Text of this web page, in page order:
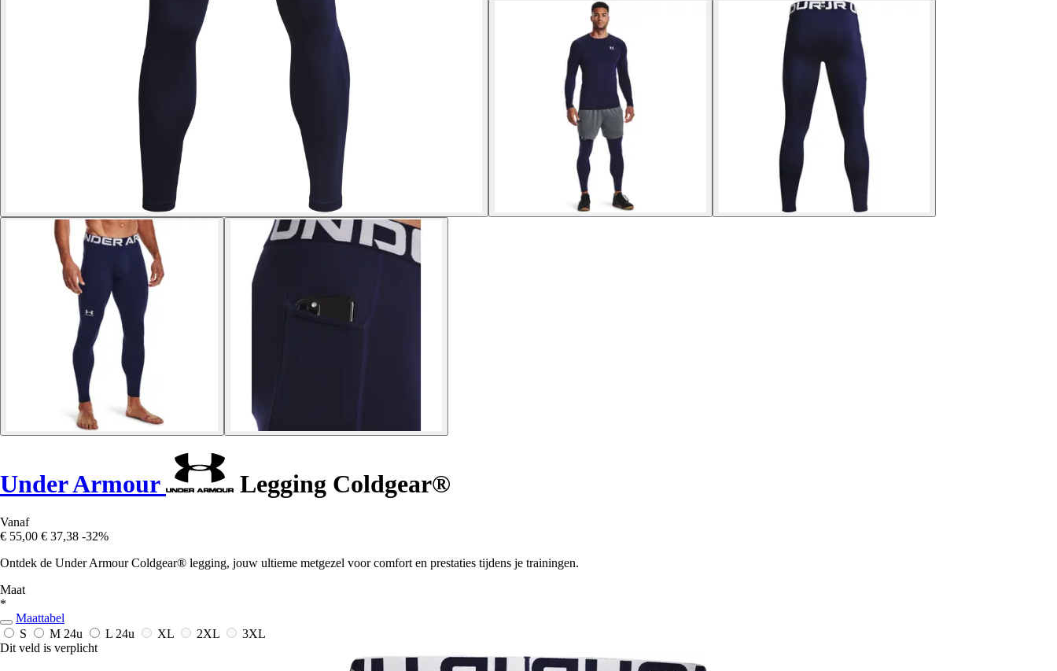
Under Armour Legging Coldgear®
Vanaf
€ 55,00 € 37,38 -32%
Ontdek de Under Armour Coldgear® legging, jouw ultieme metgezel voor comfort en prestaties tijdens je trainingen.
Maat
*
Maattabel
S
M 24u L 24u XL 2XL
3XL
Dit veld is verplicht